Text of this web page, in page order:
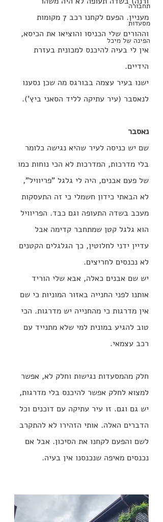
תחבורה
מסעדות
הפינה של מיכל
מעניין. הפעם לקחנו רכב 7 מקומות
וההורים שלי הכניסו והוציאו את הכיסא,
אין לי בעיה להיכנס למכונית בעזרת
הידיים.
ישנו בעיר עצמה בבורגס מה שכן נסענו
לנאסבר (עיר עתיקה לליד הסאני ביץ').
נאסבר
שם יש כניסה לעיר שהיא נגישה כלומר
בלי מדרכות, המדרכות לא הכי נוחות כמו
של פעם אבנים, היה לי גלגל "פריוויל",
לא הבאתי כידון חשמלי כי זה התעסקות
מעכב בשדה התעופה וגם כבד. הפריוויל
הוא גלגל קטן שמתחבר קדימה אבל
עדיין ידני לחלוטין, כך הגלגלים הקטנים
לא נכנסים לחריצים.
יש שם אבנים כאלה, אבא שלי הוריד
אותנו לפני החנייה באזור המוניות כי שם
אין מדרגות כי מהחנייה יש מדרגות. הכי
טוב להגיע במונית למי שלא מתנייד עם
רכב עצמאי.
חלק מהמסעדות נגישות וחלק לא, אפשר
למצוא לחלק אפשר להיכנס בלי מדרגות,
יש גם וגם. זו עיר עתיקה עם דוכנים וכל
הדברים האלה. אותי הזהירו לא להתקרב
לשם והפעם לקחנו את הסיכון. אבל אם
נכנסים מאיפה שנכנסנו אין בעיה.